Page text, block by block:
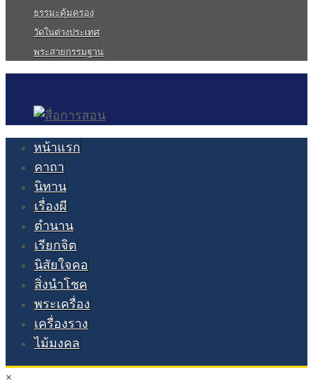
ธรรมะคุ้มครอง
วัดในต่างประเทศ
พระสายกรรมฐาน
หน้าแรก
คาถา
นิทาน
เรื่องผี
ตำนาน
เรียกจิต
นิสัยใจคอ
สิ่งนำโชค
พระเครื่อง
เครื่องราง
ไม้มงคล
×